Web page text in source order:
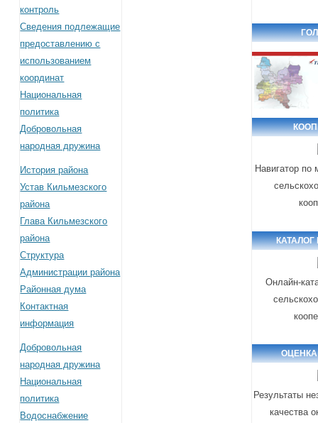
контроль
Сведения подлежащие
предоставлению с
использованием
координат
Национальная
политика
Добровольная
народная дружина
История района
Устав Кильмезского
района
Глава Кильмезского
района
Структура
Администрации района
Районная дума
Контактная
информация
Добровольная
народная дружина
Национальная
политика
Водоснабжение
Навигатор по
Онлайн-
Результаты
качества